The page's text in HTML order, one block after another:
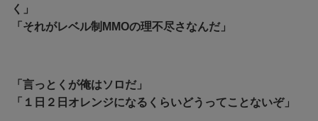
く」
「それがレベル制MMOの理不尽さなんだ」
「言っとくが俺はソロだ」
「１日２日オレンジになるくらいどうってことないぞ」